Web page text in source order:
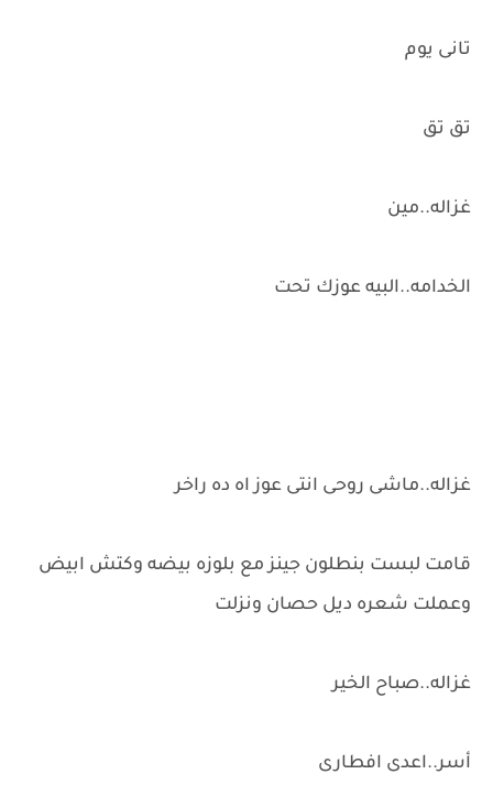
تانى يوم
تق تق
غزاله..مين
الخدامه..البيه عوزك تحت
غزاله..ماشى روحى انتى عوز اه ده راخر
قامت لبست بنطلون جينز مع بلوزه بيضه وكتش ابيض
وعملت شعره ديل حصان ونزلت
غزاله..صباح الخير
أسر..اعدى افطارى